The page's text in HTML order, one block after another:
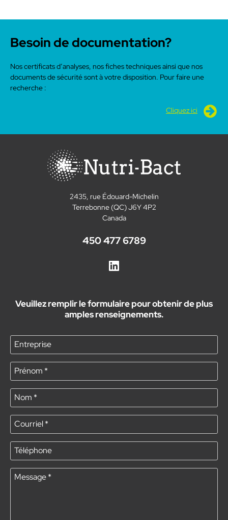
Besoin de documentation?
Nos certificats d’analyses, nos fiches techniques ainsi que nos
documents de sécurité sont à votre disposition. Pour faire une
recherche :
Cliquez ici
2435, rue Édouard-Michelin
Terrebonne (QC) J6Y 4P2
Canada
450 477 6789
Veuillez remplir le formulaire pour obtenir de plus
amples renseignements.
Entreprise
Prénom *
Nom *
Courriel*
Téléphone
Message*